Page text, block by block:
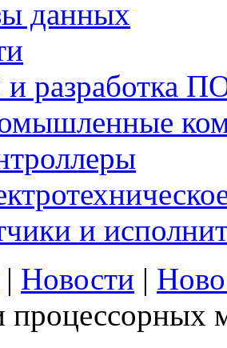
данных
разработка
и
| Новости |